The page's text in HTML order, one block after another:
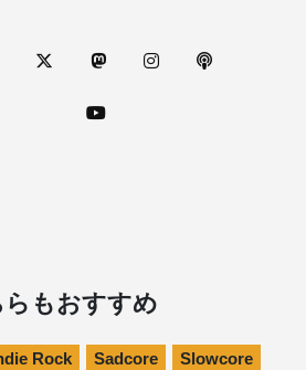
らもおすすめ
Rock Sadcore Slowcore